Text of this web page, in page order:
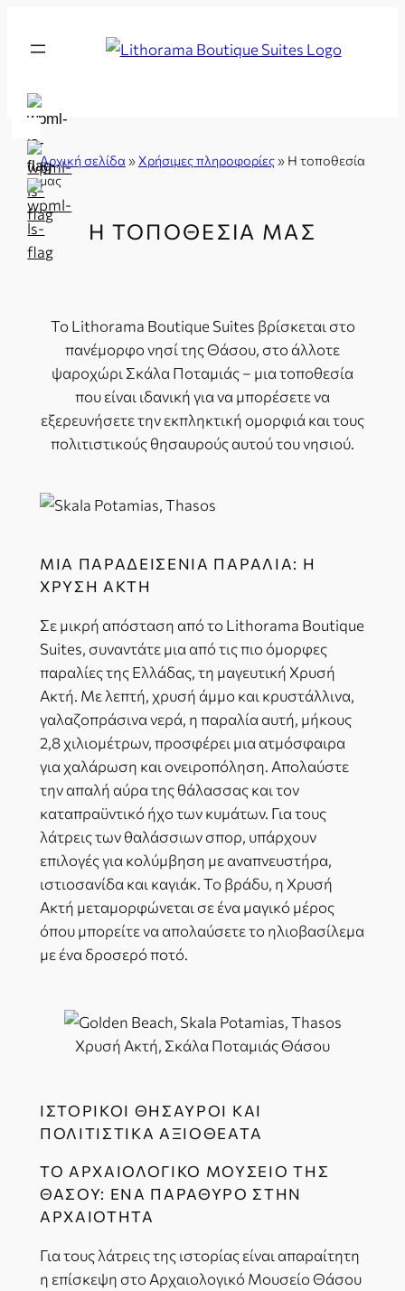
στο
Lithorama
Αρχική σελίδα »Χρήσιμες πληροφορίες» Η τοποθεσία
μας
Η ΤΟΠΟΘΕΣΊΑ ΜΑΣ
Το Lithorama Boutique Suites βρίσκεται στο
πανέμορφο νησί της Θάσου, στο άλλοτε
ψαροχώρι Σκάλα Ποταμιάς – μια τοποθεσία
που είναι ιδανική για να μπορέσετε να
εξερευνήσετε την εκπληκτική ομορφιά και τους
πολιτιστικούς θησαυρούς αυτού του νησιού.
ΜΙΑ ΠΑΡΑΔΕΙΣΈΝΙΑ ΠΑΡΑΛΊΑ: Η
ΧΡΥΣΉ ΑΚΤΉ
Σε μικρή απόσταση από το Lithorama Boutique
Suites, συναντάτε μια από τις πιο όμορφες
παραλίες της Ελλάδας, τη μαγευτική Χρυσή
Ακτή. Με λεπτή, χρυσή άμμο και κρυστάλλινα,
γαλαζοπράσινα νερά, η παραλία αυτή, μήκους
2,8 χιλιομέτρων, προσφέρει μια ατμόσφαιρα
για χαλάρωση και ονειροπόληση. Απολαύστε
την απαλή αύρα της θάλασσας και τον
καταπραϋντικό ήχο των κυμάτων. Για τους
λάτρεις των θαλάσσιων σπορ, υπάρχουν
επιλογές για κολύμβηση με αναπνευστήρα,
ιστιοσανίδα και καγιάκ. Το βράδυ, η Χρυσή
Ακτή μεταμορφώνεται σε ένα μαγικό μέρος
όπου μπορείτε να απολαύσετε το ηλιοβασίλεμα
με ένα δροσερό ποτό.
Χρυσή Ακτή, Σκάλα Ποταμιάς Θάσου
ΙΣΤΟΡΙΚΟΊ ΘΗΣΑΥΡΟΊ ΚΑΙ
ΠΟΛΙΤΙΣΤΙΚΆ ΑΞΙΟΘΈΑΤΑ
ΤΟ ΑΡΧΑΙΟΛΟΓΙΚΌ ΜΟΥΣΕΊΟ ΤΗΣ
ΘΆΣΟΥ: ΈΝΑ ΠΑΡΆΘΥΡΟ ΣΤΗΝ
ΑΡΧΑΙΌΤΗΤΑ
Για τους λάτρεις της ιστορίας είναι απαραίτητη
η επίσκεψη στο Αρχαιολογικό Μουσείο Θάσου